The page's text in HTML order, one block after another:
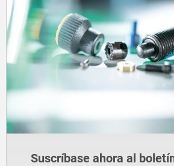
Suscríbase ahora al